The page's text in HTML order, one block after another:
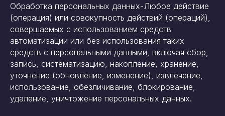
Обработка персональных данных-Любое действие
(операция) или совокупность действий (операций),
совершаемых с использованием средств
автоматизации или без использования таких
средств с персональными данными, включая сбор,
запись, систематизацию, накопление, хранение,
уточнение (обновление, изменение), извлечение,
использование, обезличивание, блокирование,
удаление, уничтожение персональных данных.